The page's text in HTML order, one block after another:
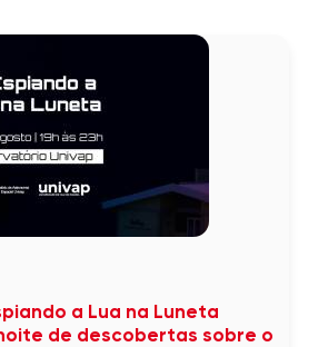
a Lua na Luneta
de descobertas sobre o